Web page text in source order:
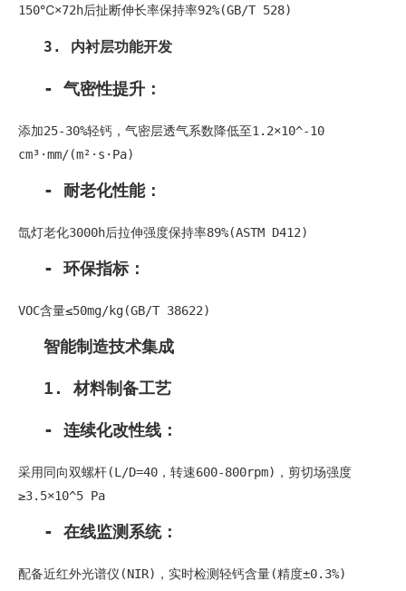
150℃×72h后扯断伸长率保持率92%(GB/T 528)
3. 内衬层功能开发
- 气密性提升：
添加25-30%轻钙，气密层透气系数降低至1.2×10^-10
cm³·mm/(m²·s·Pa)
- 耐老化性能：
氙灯老化3000h后拉伸强度保持率89%(ASTM D412)
- 环保指标：
VOC含量≤50mg/kg(GB/T 38622)
智能制造技术集成
1. 材料制备工艺
- 连续化改性线：
采用同向双螺杆(L/D=40，转速600-800rpm)，剪切场强度
≥3.5×10^5 Pa
- 在线监测系统：
配备近红外光谱仪(NIR)，实时检测轻钙含量(精度±0.3%)